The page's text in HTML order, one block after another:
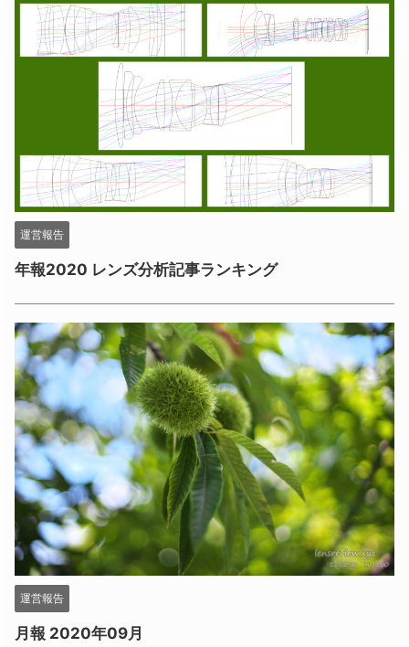
運営報告
年報2020 レンズ分析記事ランキング
運営報告
月報 2020年09月